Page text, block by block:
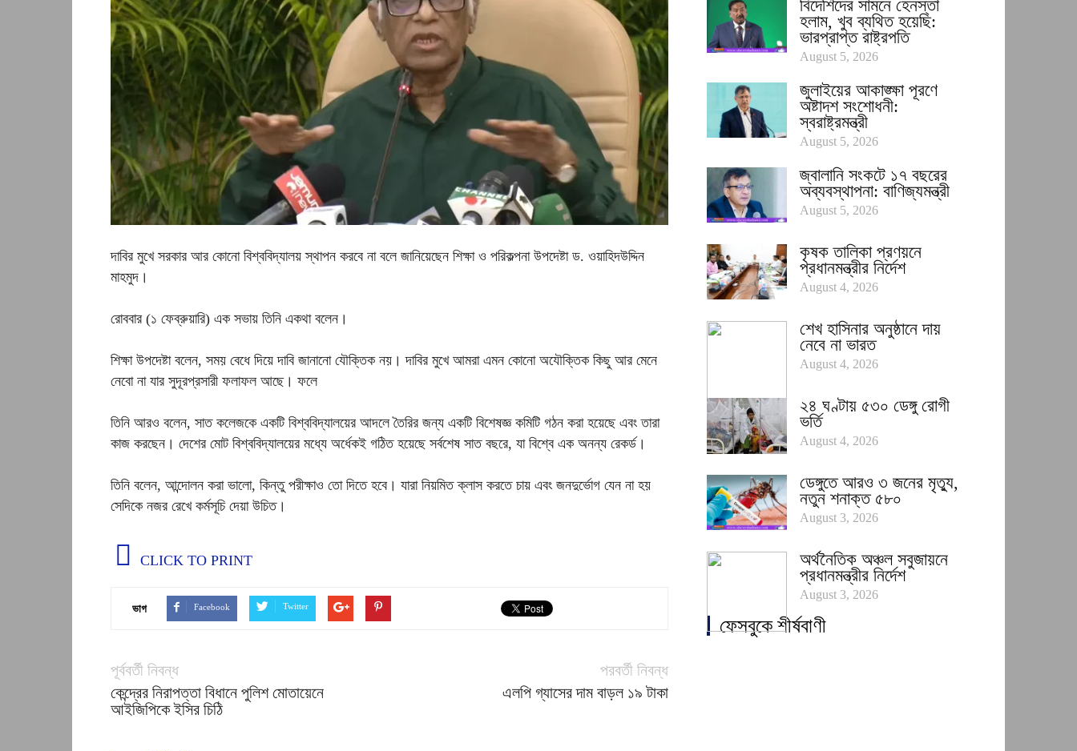
দাবির মুখে সরকার আর কোনো বিশ্ববিদ্যালয় স্থাপন করবে না বলে জানিয়েছেন শিক্ষা ও পরিকল্পনা উপদেষ্টা ড. ওয়াহিদউদ্দিন
মাহমুদ।
রোববার (১ ফেব্রুয়ারি) এক সভায় তিনি একথা বলেন।
শিক্ষা উপদেষ্টা বলেন, সময় বেধে দিয়ে দাবি জানানো যৌক্তিক নয়। দাবির মুখে আমরা এমন কোনো অযৌক্তিক কিছু আর মেনে
নেবো না যার সুদূরপ্রসারী ফলাফল আছে। ফলে
তিনি আরও বলেন, সাত কলেজকে একটি বিশ্ববিদ্যালয়ের আদলে তৈরির জন্য একটি বিশেষজ্ঞ কমিটি গঠন করা হয়েছে এবং তারা
কাজ করছেন। দেশের মোট বিশ্ববিদ্যালয়ের মধ্যে অর্ধেকই গঠিত হয়েছে সর্বশেষ সাত বছরে, যা বিশ্বে এক অনন্য রেকর্ড।
তিনি বলেন, আন্দোলন করা ভালো, কিন্তু পরীক্ষাও তো দিতে হবে। যারা নিয়মিত ক্লাস করতে চায় এবং জনদুর্ভোগ যেন না হয়
সেদিকে নজর রেখে কর্মসূচি দেয়া উচিত।
CLICK TO PRINT
ভাগ Facebook Twitter
পূর্ববর্তী নিবন্ধ
কেন্দ্রের নিরাপত্তা বিধানে পুলিশ মোতায়েনে
আইজিপিকে ইসির চিঠি
পরবর্তী নিবন্ধ
এলপি গ্যাসের দাম বাড়ল ১৯ টাকা
বিদেশিদের সামনে হেনস্তা
হলাম, খুব ব্যথিত হয়েছি:
ভারপ্রাপ্ত রাষ্ট্রপতি
August 5, 2026
জুলাইয়ের আকাঙ্ক্ষা পূরণে
অষ্টাদশ সংশোধনী:
স্বরাষ্ট্রমন্ত্রী
August 5, 2026
জ্বালানি সংকটে ১৭ বছরের
অব্যবস্থাপনা: বাণিজ্যমন্ত্রী
August 5, 2026
কৃষক তালিকা প্রণয়নে
প্রধানমন্ত্রীর নির্দেশ
August 4, 2026
শেখ হাসিনার অনুষ্ঠানে দায়
নেবে না ভারত
August 4, 2026
২৪ ঘণ্টায় ৫৩০ ডেঙ্গু রোগী
ভর্তি
August 4, 2026
ডেঙ্গুতে আরও ৩ জনের মৃত্যু,
নতুন শনাক্ত ৫৮০
August 3, 2026
অর্থনৈতিক অঞ্চল সবুজায়নে
প্রধানমন্ত্রীর নির্দেশ
August 3, 2026
ফেসবুকে শীর্ষবাণী